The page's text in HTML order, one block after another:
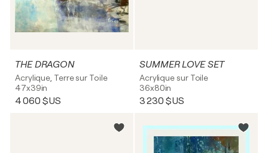
THE DRAGON
Acrylique, Terre sur Toile
47x39in
4 060 $US
SUMMER LOVE SET
Acrylique sur Toile
36x80in
3 230 $US